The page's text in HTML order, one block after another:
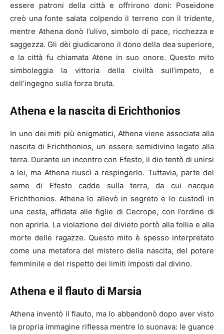
essere patroni della città e offrirono doni: Poseidone
creò una fonte salata colpendo il terreno con il tridente,
mentre Athena donò l’ulivo, simbolo di pace, ricchezza e
saggezza. Gli dèi giudicarono il dono della dea superiore,
e la città fu chiamata Atene in suo onore. Questo mito
simboleggia la vittoria della civiltà sull’impeto, e
dell’ingegno sulla forza bruta.
Athena e la nascita di Erichthonios
In uno dei miti più enigmatici, Athena viene associata alla
nascita di Erichthonios, un essere semidivino legato alla
terra. Durante un incontro con Efesto, il dio tentò di unirsi
a lei, ma Athena riuscì a respingerlo. Tuttavia, parte del
seme di Efesto cadde sulla terra, da cui nacque
Erichthonios. Athena lo allevò in segreto e lo custodì in
una cesta, affidata alle figlie di Cecrope, con l’ordine di
non aprirla. La violazione del divieto portò alla follia e alla
morte delle ragazze. Questo mito è spesso interpretato
come una metafora del mistero della nascita, del potere
femminile e del rispetto dei limiti imposti dal divino.
Athena e il flauto di Marsia
Athena inventò il flauto, ma lo abbandonò dopo aver visto
la propria immagine riflessa mentre lo suonava: le guance